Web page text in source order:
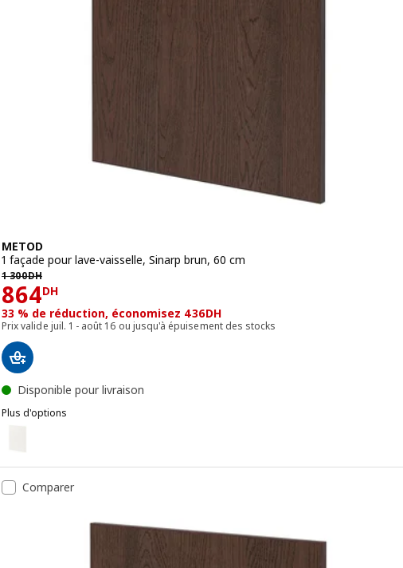
METOD
1 façade pour lave-vaisselle, Sinarp brun, 60 cm
1 300DH
1300DH
864DH
Prix 864DH
33 % de réduction, économisez 436DH
Prix valide juil. 1 - août 16 ou jusqu'à épuisement des stocks
Disponible pour livraison
Plus d'options
METOD
Option : METOD, 1 façade pour lave-vaisselle, Aspudden gris clair, 60 cm
Option : METOD, 1 façade pour lave-vaisselle, Havstorp vert profond, 60 cm
Option : METOD, 1 façade pour lave-vaisselle, Voxtorp blanc mat, 60 cm
Option : METOD, 1 façade pour lave-vaisselle, Upplöv beige foncé mat, 60 cm
Comparer